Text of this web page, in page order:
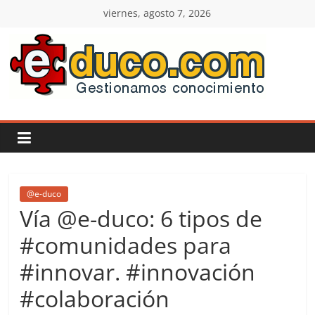
contenido
viernes, agosto 7, 2026
E-
duco:
Gestión
del
Conocimiento
Learn
more.
Do
@e-duco
Vía @e-duco: 6 tipos de
#comunidades para
#innovar. #innovación
#colaboración